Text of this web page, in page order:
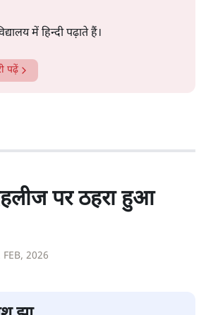
में हिन्दी पढ़ाते हैं।
पढ़ें
पर ठहरा हुआ
FEB, 2026